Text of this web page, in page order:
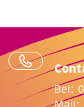
Bel: